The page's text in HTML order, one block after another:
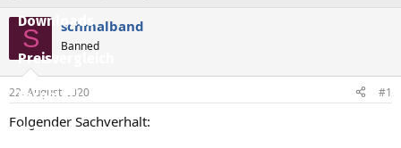
Downloads
Preisvergleich
Forum
Aktuelles
s
t
e
e
r
s
t
a
S schmalband
Banned
22. August 2020 #1
Folgender Sachverhalt: